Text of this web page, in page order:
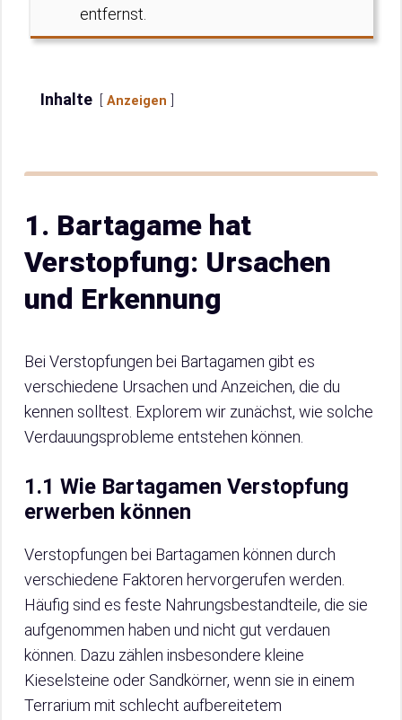
entfernst.
Inhalte Anzeigen
1. Bartagame hat
Verstopfung: Ursachen
und Erkennung
Bei Verstopfungen bei Bartagamen gibt es
verschiedene Ursachen und Anzeichen, die du
kennen solltest. Explorem wir zunächst, wie solche
Verdauungsprobleme entstehen können.
1.1 Wie Bartagamen Verstopfung
erwerben können
Verstopfungen bei Bartagamen können durch
verschiedene Faktoren hervorgerufen werden.
Häufig sind es feste Nahrungsbestandteile, die sie
aufgenommen haben und nicht gut verdauen
können. Dazu zählen insbesondere kleine
Kieselsteine oder Sandkörner, wenn sie in einem
Terrarium mit schlecht aufbereitetem